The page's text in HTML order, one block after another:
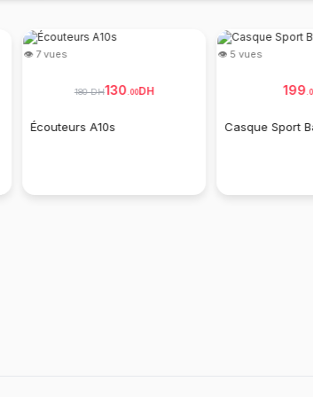
👁 7 vues
180 DH130.00DH
Écouteurs A10s
👁 5 vues
199.
Casque Sport